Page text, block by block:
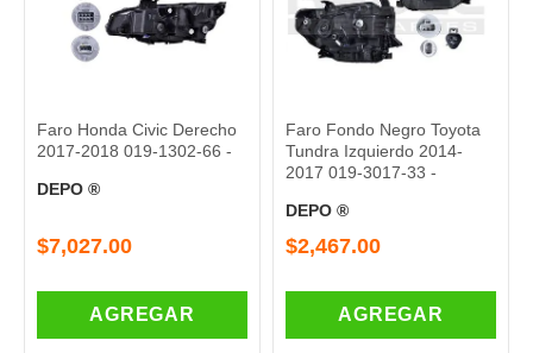
Faro Honda Civic Derecho
2017-2018 019-1302-66 -
DEPO ®
$7,027.00
AGREGAR
Faro Fondo Negro Toyota
Tundra Izquierdo 2014-
2017 019-3017-33 -
DEPO ®
$2,467.00
AGREGAR